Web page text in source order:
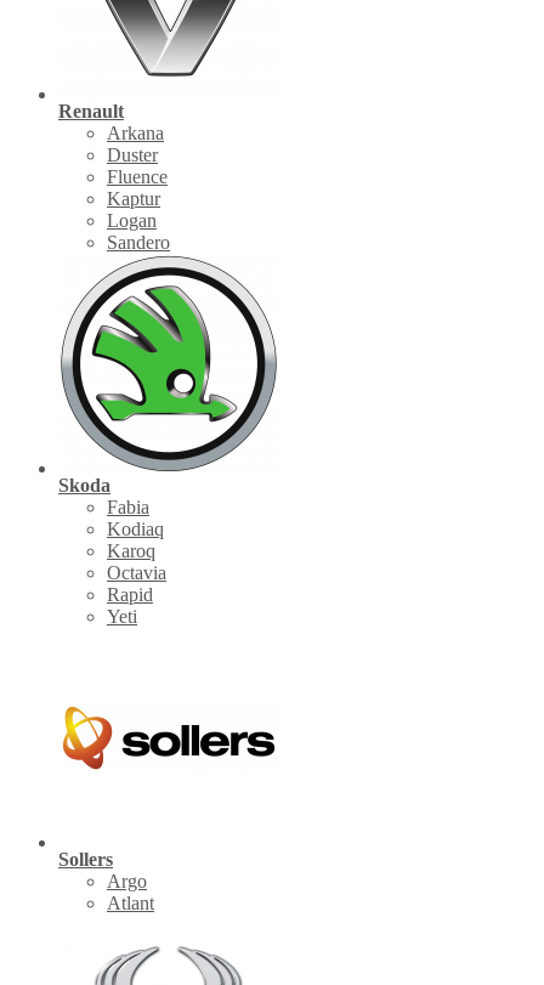
Renault
Arkana
Duster
Fluence
Kaptur
Logan
Sandero
Skoda
Fabia
Kodiaq
Karoq
Octavia
Rapid
Yeti
Sollers
Argo
Atlant